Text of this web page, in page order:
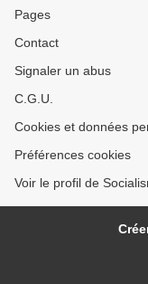
Pages
Contact
Signaler un abus
C.G.U.
Cookies et données
Préférences cookies
Voir le profil de